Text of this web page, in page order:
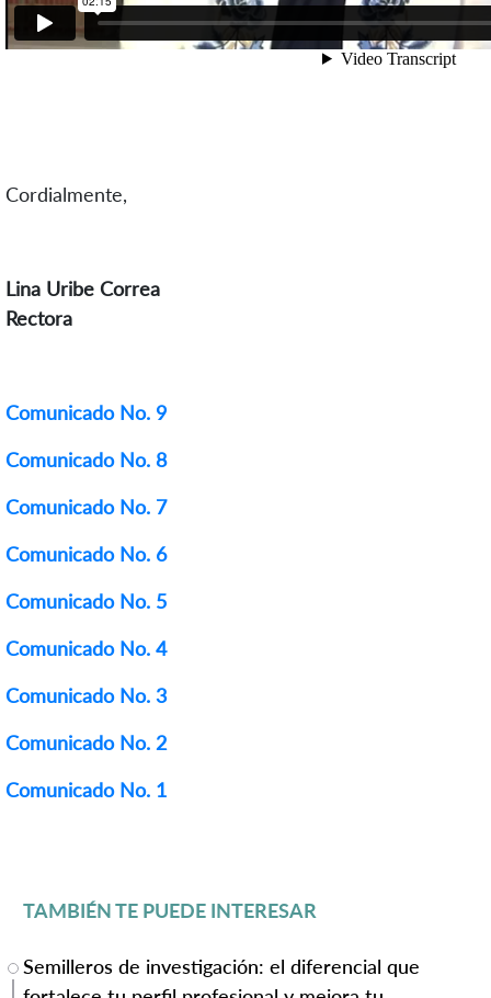
Cordialmente,
Lina Uribe Correa
Rectora
Comunicado No. 9
Comunicado No. 8
Comunicado No. 7
Comunicado No. 6
Comunicado No. 5
Comunicado No. 4
Comunicado No. 3
Comunicado No. 2
Comunicado No. 1
TAMBIÉN TE PUEDE INTERESAR
Semilleros de investigación: el diferencial que